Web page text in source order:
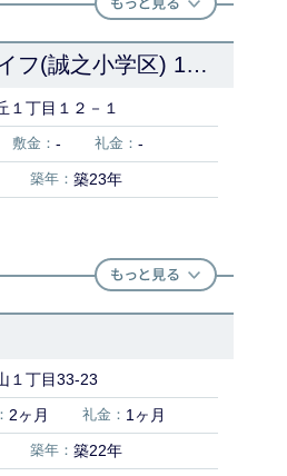
サンウッド文京東大前エストライフ(誠之小学区) 11階部分
１丁目１２－１
敷金： - 礼金： -
築年： 築23年
１丁目33-23
2ヶ月 礼金： 1ヶ月
築年： 築22年